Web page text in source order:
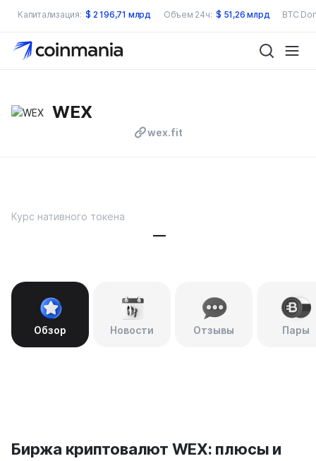
Капитализация: $ 2 196,71 млрд Объем 24ч: $ 51,26 млрд BTC
WEX
wex.fit
Курс нативного токена
—
Обзор Новости Отзывы Пары
Биржа криптовалют WEX: плюсы и